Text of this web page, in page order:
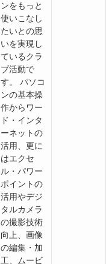
ンをもっと
使いこなし
たいとの思
いを実現し
ているクラ
ブ活動で
す。 パソコ
ンの基本操
作からワー
ド・インタ
ーネットの
活用、更に
はエクセ
ル・パワー
ポイントの
活用やデジ
タルカメラ
の撮影技術
向上、画像
の編集・加
工、ムービ